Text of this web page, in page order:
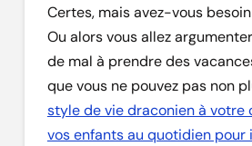
Certes, mais avez-vous besoin
Ou alors vous allez argumenter
de mal à prendre des
que vous ne pouvez pas non
style de vie draconien à votre
vos enfants au quotidien pour